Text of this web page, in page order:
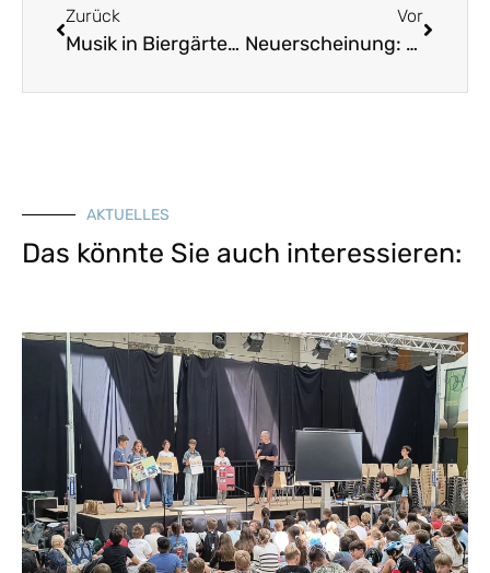
Zurück
Musik in Biergärten und Wirtshäusern
Vor
Neuerscheinung: Kleine feine Jodler aus dem Allgäu
AKTUELLES
Das könnte Sie auch interessieren: